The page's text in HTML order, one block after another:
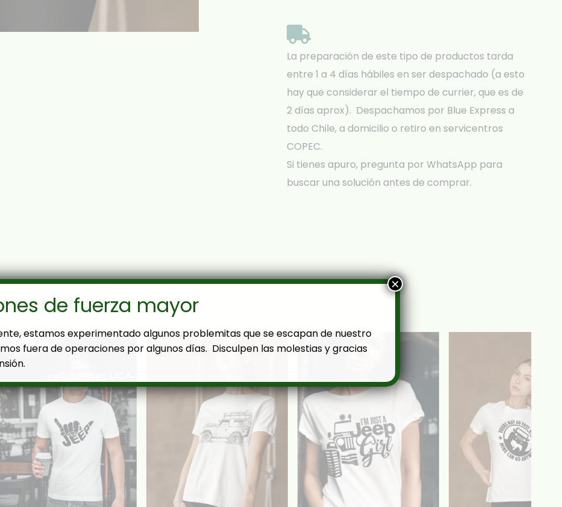
La preparación de este tipo de productos tarda
entre 1 a 4 días hábiles en ser despachado (a esto
hay que considerar el tiempo de currier, que es de
2 días aprox). Despachamos por Blue Express a
todo Chile, a domicilio o retiro en servicentros
COPEC.
Si tienes apuro, pregunta por WhatsApp para
buscar una solución antes de comprar.
de fuerza mayor
estamos experimentado algunos problemitas que se escapan de nuestro
fuera de operaciones por algunos días. Disculpen las molestias y gracias
×